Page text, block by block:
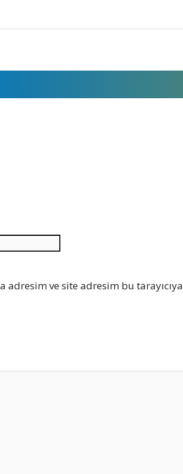
sitesi
adresim ve site adresim bu tarayıcıya